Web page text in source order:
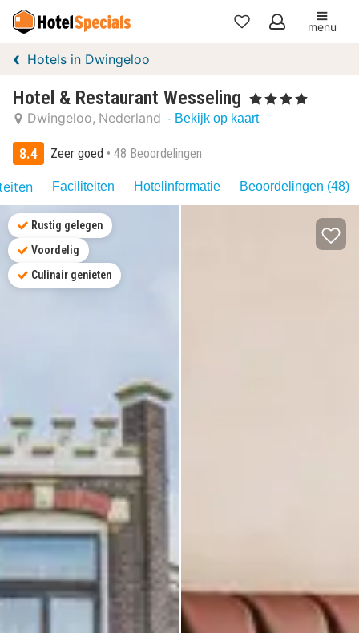
Mijn
menu
Hotels in Dwingeloo
Hotel & Restaurant Wesseling , 4 Sterren
Dwingeloo Nederland - Bekijk op kaart
8.4 Zeer goed 48 Beoordelingen
Faciliteiten Hotelinformatie Beoordelingen (48)
Rustig gelegen
Voordelig
Culinair genieten